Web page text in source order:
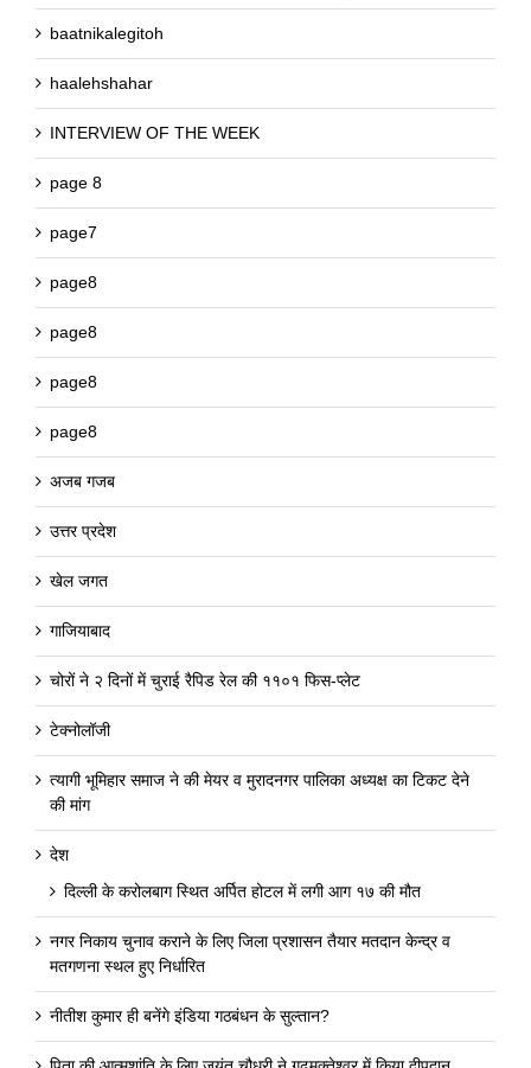
baatnikalegitoh
haalehshahar
INTERVIEW OF THE WEEK
page 8
page7
page8
page8
page8
page8
अजब गजब
उत्तर प्रदेश
खेल जगत
गाजियाबाद
चोरों ने २ दिनों में चुराई रैपिड रेल की ११०१ फिस-प्लेट
टेक्नोलॉजी
त्यागी भूमिहार समाज ने की मेयर व मुरादनगर पालिका अध्यक्ष का टिकट देने
की मांग
देश
दिल्ली के करोलबाग स्थित अर्पित होटल में लगी आग १७ की मौत
नगर निकाय चुनाव कराने के लिए जिला प्रशासन तैयार मतदान केन्द्र व
मतगणना स्थल हुए निर्धारित
नीतीश कुमार ही बनेंगे इंडिया गठबंधन के सुल्तान?